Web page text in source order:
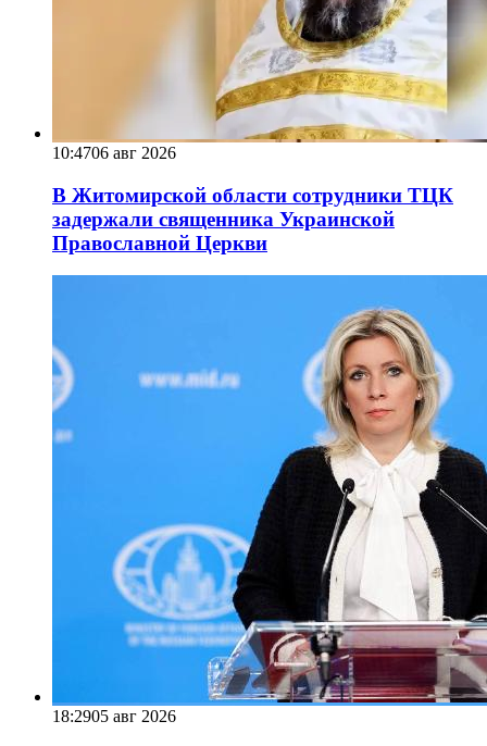
10:4706 авг 2026
В Житомирской области сотрудники ТЦК
задержали священника Украинской
Православной Церкви
18:2905 авг 2026